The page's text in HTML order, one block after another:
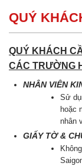
QUÝ
QUÝ KHÁCH
CÁC TRƯỜNG
NHÂN VIÊN
Sử
hoặc
nhân
GIẤY TỜ &